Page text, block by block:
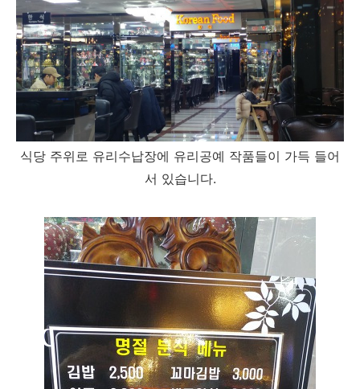
식당 주위로 유리수납장에 유리공예 작품들이 가득 들어
서 있습니다.